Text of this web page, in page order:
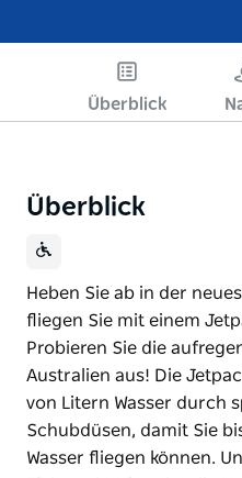
Überblick
Überblick
Heben Sie ab in der
fliegen Sie mit einem
Probieren Sie die
Australien aus! Die
von Litern Wasser durch
Schubdüsen, damit Sie
Wasser fliegen können.